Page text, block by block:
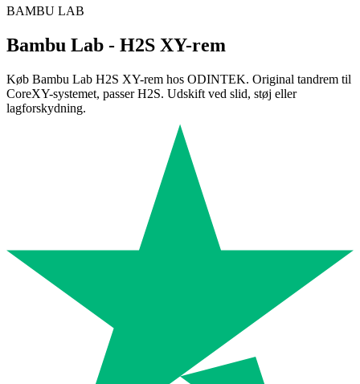
BAMBU LAB
Bambu Lab - H2S XY-rem
Køb Bambu Lab H2S XY-rem hos ODINTEK. Original tandrem til
CoreXY-systemet, passer H2S. Udskift ved slid, støj eller
lagforskydning.